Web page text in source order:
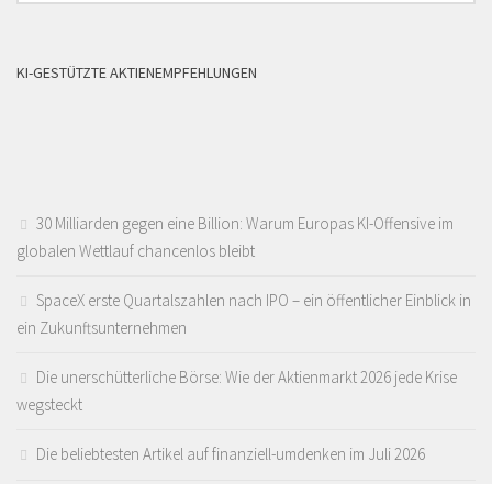
KI-GESTÜTZTE AKTIENEMPFEHLUNGEN
30 Milliarden gegen eine Billion: Warum Europas KI-Offensive im
globalen Wettlauf chancenlos bleibt
SpaceX erste Quartalszahlen nach IPO – ein öffentlicher Einblick in
ein Zukunftsunternehmen
Die unerschütterliche Börse: Wie der Aktienmarkt 2026 jede Krise
wegsteckt
Die beliebtesten Artikel auf finanziell-umdenken im Juli 2026